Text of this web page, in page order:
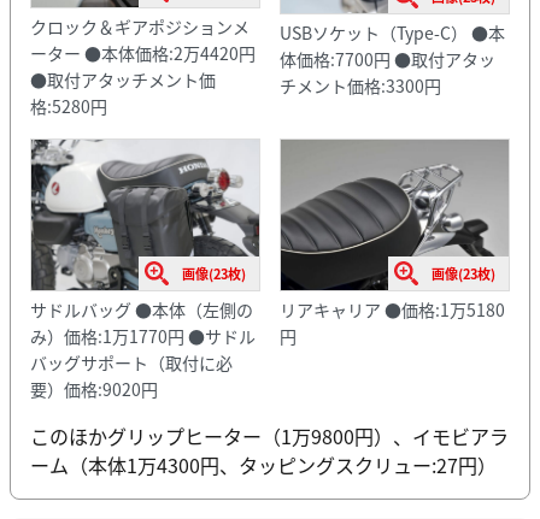
クロック＆ギアポジションメ
ーター ●本体価格:2万4420円
●取付アタッチメント価
格:5280円
USBソケット（Type-C） ●本
体価格:7700円 ●取付アタッ
チメント価格:3300円
画像(23枚)
サドルバッグ ●本体（左側の
み）価格:1万1770円 ●サドル
バッグサポート（取付に必
要）価格:9020円
画像(23枚)
リアキャリア ●価格:1万5180
円
このほかグリップヒーター（1万9800円）、イモビアラ
ーム（本体1万4300円、タッピングスクリュー:27円）